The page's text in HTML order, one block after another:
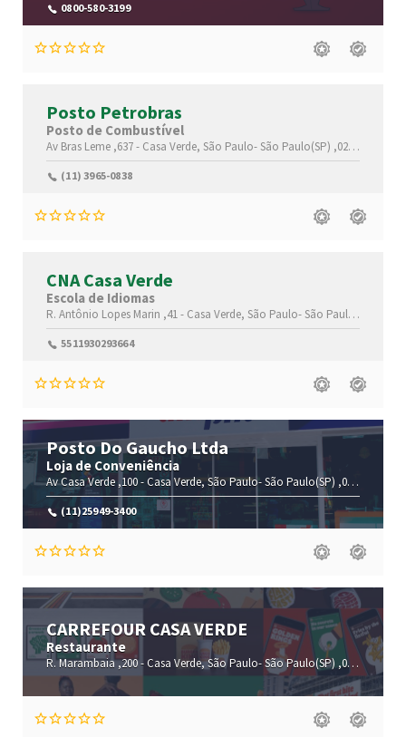
0800-580-3199
Posto Petrobras
Posto de Combustível
Av Bras Leme ,637 - Casa Verde, São Paulo-São Paulo(SP) ,02511-000
(11) 3965-0838
CNA Casa Verde
Escola de Idiomas
R. Antônio Lopes Marin ,41 - Casa Verde, São Paulo-São Paulo(SP)
5511930293664
Posto Do Gaucho Ltda
Loja de Conveniência
Av Casa Verde ,100 -Casa Verde, São Paulo-São Paulo(SP) ,02520-000
(11)25949-3400
CARREFOUR CASA VERDE
Restaurante
R. Marambaia ,200 -Casa Verde,São Paulo-São Paulo(SP) ,02513-000